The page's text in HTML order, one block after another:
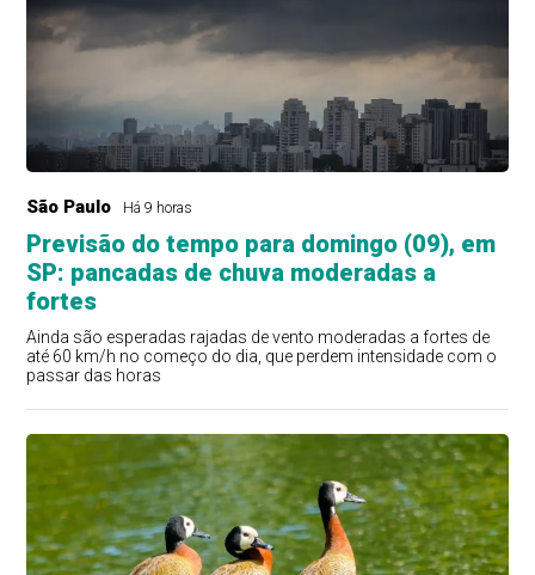
São Paulo Há 9 horas
Previsão do tempo para domingo (09), em
SP: pancadas de chuva moderadas a
fortes
Ainda são esperadas rajadas de vento moderadas a fortes de
até 60 km/h no começo do dia, que perdem intensidade com o
passar das horas